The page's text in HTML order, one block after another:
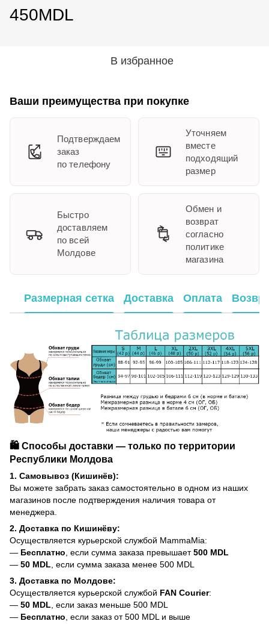
450MDL
В избранное
Ваши преимущества при покупке
Подтверждаем
заказ
по телефону
Уточняем
вместе
подходящий
размер
Быстро
доставляем
по всей
Молдове
Обмен и
возврат
согласно
политике
магазина
Размерная сетка Доставка Оплата
🛍️ Способы доставки — только по территории
Республики Молдова
1. Самовывоз (Кишинёв):
Вы можете забрать заказ самостоятельно в одном из наших
магазинов после подтверждения наличия товара от
менеджера.
2. Доставка по Кишинёву:
Осуществляется курьерской службой MammaMia:
— Бесплатно , если сумма заказа превышает500 MDL
— 50 MDL , если сумма заказа менее 500 MDL
3. Доставка по Молдове:
Осуществляется курьерской службой FAN Courier:
— 50 MDL , если заказ меньше 500 MDL
— Бесплатно , если заказ от 500 MDL и выше